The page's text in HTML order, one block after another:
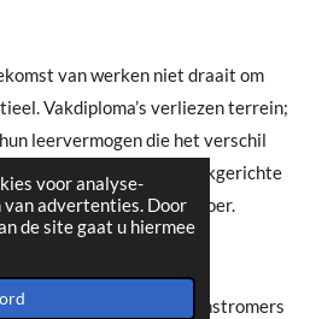
voor analyse-
advertenties. Door
de site gaat u hiermee
van werken niet draait om
Vakdiploma’s verliezen terrein;
leervermogen die het verschil
vol in op interne, praktijkgerichte
aansluiten bij de werkvloer.
we gemotiveerde zij-instromers